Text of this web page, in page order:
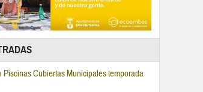
Piscinas Cubiertas Municipales temporada